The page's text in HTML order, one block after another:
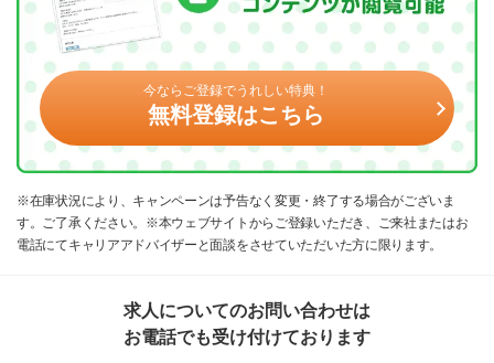
今ならご登録でうれしい特典！
無料登録はこちら
※在庫状況により、キャンペーンは予告なく変更・終了する場合がございま
す。ご了承ください。※本ウェブサイトからご登録いただき、ご来社またはお
電話にてキャリアアドバイザーと面談をさせていただいた方に限ります。
求人についてのお問い合わせは
お電話でも受け付けております